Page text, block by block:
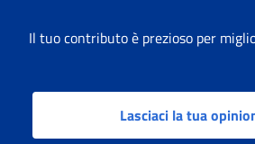
Il tuo contributo è prezioso per
Lasciaci la tua